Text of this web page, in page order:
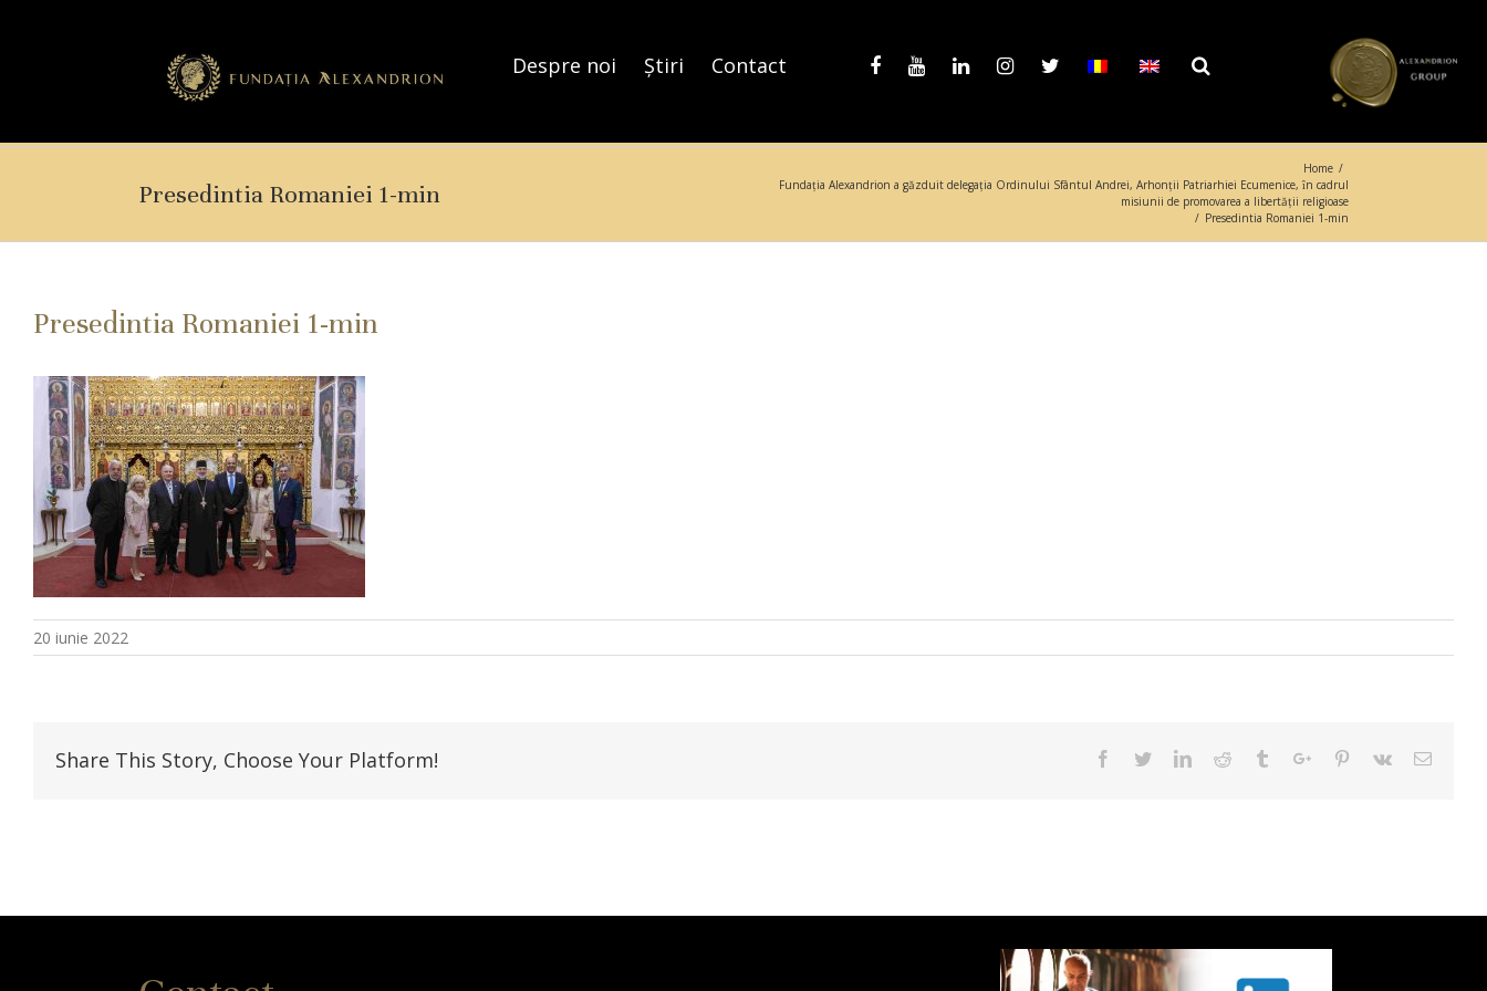
Despre noi Știri Contact
Presedintia Romaniei 1-min
Home /
Fundaţia Alexandrion a găzduit delegația Ordinului Sfântul Andrei, Arhonții Patriarhiei Ecumenice, ȋn cadrul
misiunii de promovarea a libertăţii religioase
/ Presedintia Romaniei 1-min
Presedintia Romaniei 1-min
20 iunie 2022
Share This Story, Choose Your Platform! Facebook
TwitterLinkedinReddit TumblrGoogle+Pinterest
Vk Email